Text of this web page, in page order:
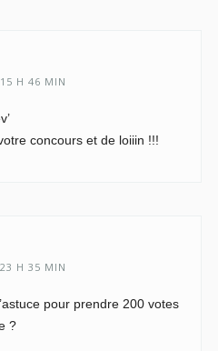
H 46 MIN
concours et de loiiin !!!
H 35 MIN
pour prendre 200 votes
?